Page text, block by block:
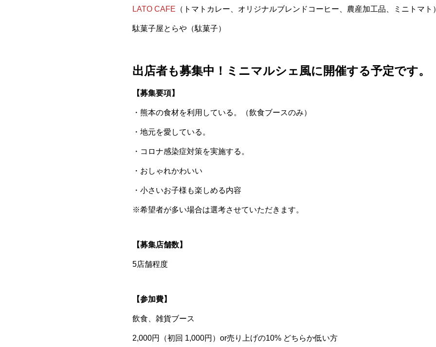
LATO CAFE （トマトカレー、オリジナルブレンドコーヒー、農産加工品、ミニトマト
駄菓子屋とらや（駄菓子）
出店者も募集中！ミニマルシェ風に開催する予定です。
【募集要項】
・熊本の食材を利用している。（飲食ブースのみ）
・地元を愛している。
・コロナ感染症対策を実施する。
・おしゃれかわいい
・小さいお子様も楽しめる内容
※希望者が多い場合は選考させていただきます。
【募集店舗数】
5店舗程度
【参加費】
飲食、雑貨ブース
2,000円（初回 1,000円）or売り上げの10% どちらか低い方